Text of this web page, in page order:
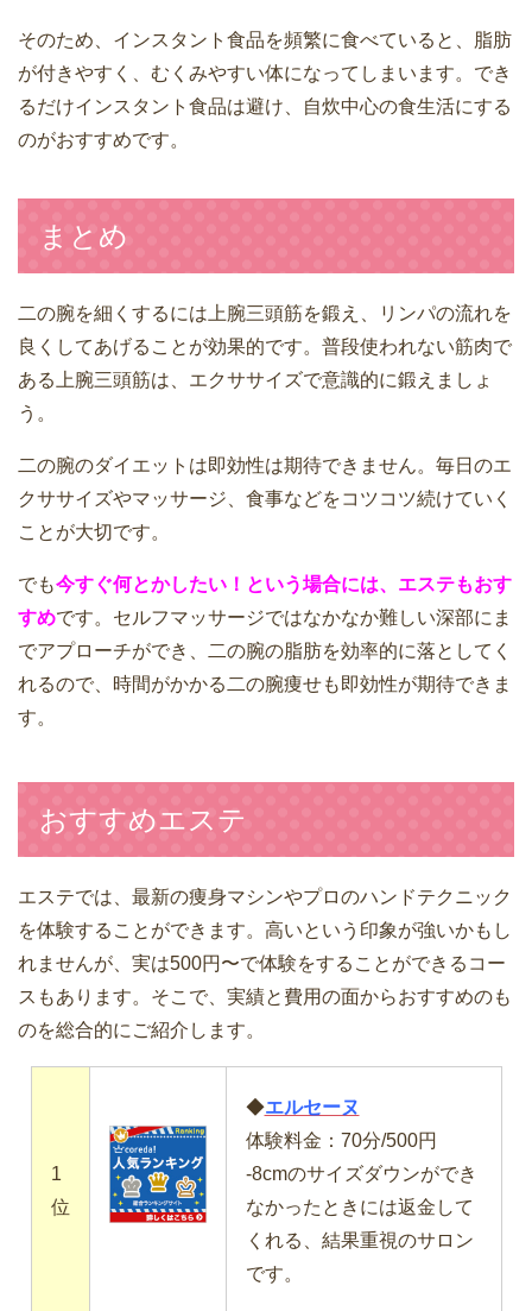
そのため、インスタント食品を頻繁に食べていると、脂肪
が付きやすく、むくみやすい体になってしまいます。でき
るだけインスタント食品は避け、自炊中心の食生活にする
のがおすすめです。
まとめ
二の腕を細くするには上腕三頭筋を鍛え、リンパの流れを
良くしてあげることが効果的です。普段使われない筋肉で
ある上腕三頭筋は、エクササイズで意識的に鍛えましょ
う。
二の腕のダイエットは即効性は期待できません。毎日のエ
クササイズやマッサージ、食事などをコツコツ続けていく
ことが大切です。
でも今すぐ何とかしたい！という場合には、エステもおす
すめです。セルフマッサージではなかなか難しい深部にま
でアプローチができ、二の腕の脂肪を効率的に落としてく
れるので、時間がかかる二の腕痩せも即効性が期待できま
す。
おすすめエステ
エステでは、最新の痩身マシンやプロのハンドテクニック
を体験することができます。高いという印象が強いかもし
れませんが、実は500円〜で体験をすることができるコー
スもあります。そこで、実績と費用の面からおすすめのも
のを総合的にご紹介します。
1
位
◆エルセーヌ
体験料金：70分/500円
-8cmのサイズダウンができ
なかったときには返金して
くれる、結果重視のサロン
です。